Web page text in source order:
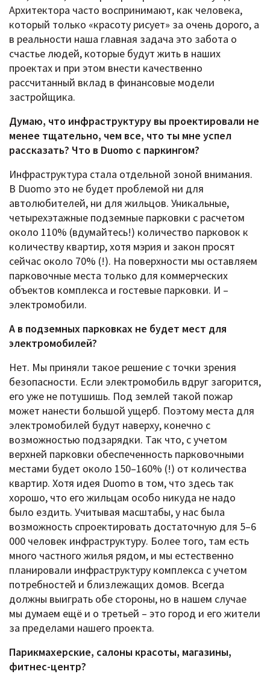
Архитектора часто воспринимают, как человека,
который только «красоту рисует» за очень дорого, а
в реальности наша главная задача это забота о
счастье людей, которые будут жить в наших
проектах и при этом внести качественно
рассчитанный вклад в финансовые модели
застройщика.
Думаю, что инфраструктуру вы проектировали не
менее тщательно, чем все, что ты мне успел
рассказать? Что в Duomo с паркингом?
Инфраструктура стала отдельной зоной внимания.
В Duomo это не будет проблемой ни для
автолюбителей, ни для жильцов. Уникальные,
четырехэтажные подземные парковки с расчетом
около 110% (вдумайтесь!) количество парковок к
количеству квартир, хотя мэрия и закон просят
сейчас около 70% (!). На поверхности мы оставляем
парковочные места только для коммерческих
объектов комплекса и гостевые парковки. И –
электромобили.
А в подземных парковках не будет мест для
электромобилей?
Нет. Мы приняли такое решение с точки зрения
безопасности. Если электромобиль вдруг загорится,
его уже не потушишь. Под землей такой пожар
может нанести большой ущерб. Поэтому места для
электромобилей будут наверху, конечно с
возможностью подзарядки. Так что, с учетом
верхней парковки обеспеченность парковочными
местами будет около 150–160% (!) от количества
квартир. Хотя идея Duomo в том, что здесь так
хорошо, что его жильцам особо никуда не надо
было ездить. Учитывая масштабы, у нас была
возможность спроектировать достаточную для 5–6
000 человек инфраструктуру. Более того, там есть
много частного жилья рядом, и мы естественно
планировали инфраструктуру комплекса с учетом
потребностей и близлежащих домов. Всегда
должны выиграть обе стороны, но в нашем случае
мы думаем ещё и о третьей – это город и его жители
за пределами нашего проекта.
Парикмахерские, салоны красоты, магазины,
фитнес-центр?